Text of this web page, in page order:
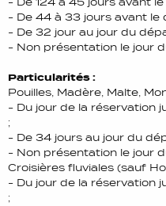
- De 44 à 33 jours avant le
- De 32 jour au jour du
- Non présentation le jour
Particularités :
Pouilles, Madère, Malte,
- Du jour de la réservation
;
- De 34 jours au jour du
- Non présentation le jour
Croisières fluviales (sauf
- Du jour de la réservation
;